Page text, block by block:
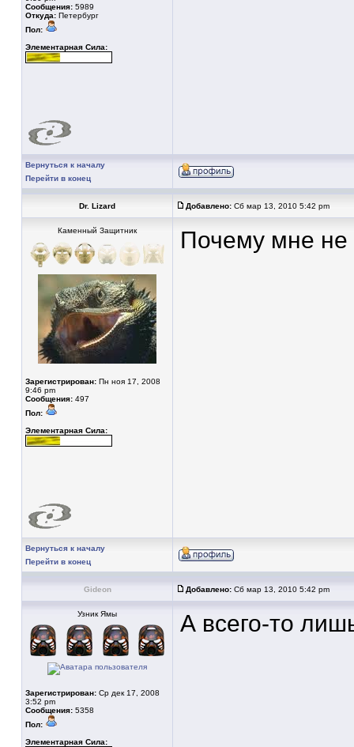
Сообщения: 5989
Откуда: Петербург
Пол:
Элементарная Сила:
Вернуться к началу
Перейти в конец
Dr. Lizard Добавлено: Сб мар 13, 2010 5:42 pm
Каменный Защитник
Зарегистрирован: Пн ноя 17, 2008
9:46 pm
Сообщения: 497
Пол:
Элементарная Сила:
Почему мне не
Вернуться к началу
Перейти в конец
Gideon Добавлено: Сб мар 13, 2010 5:42 pm
Узник Ямы
Зарегистрирован: Ср дек 17, 2008
3:52 pm
Сообщения: 5358
Пол:
Элементарная Сила:
А всего-то